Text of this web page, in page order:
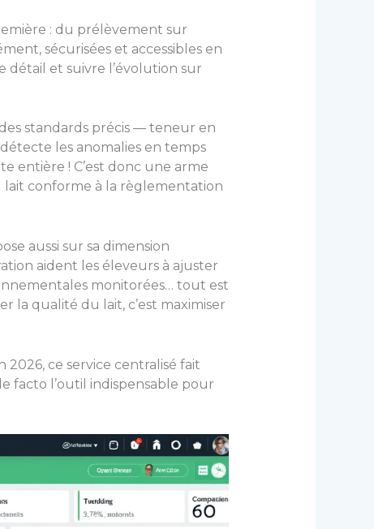
: du prélèvement sur
sécurisées et accessibles en
détail et suivre l’évolution sur
standards précis — teneur en
les anomalies en temps
entière ! C’est donc une arme
conforme à la règlementation
aussi sur sa dimension
aident les éleveurs à ajuster
monitorées… tout est
la qualité du lait, c’est maximiser
ce service centralisé fait
facto l’outil indispensable pour